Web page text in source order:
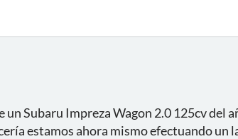
Subaru Impreza Wagon 2.0 125cv del
estamos ahora mismo efectuando un